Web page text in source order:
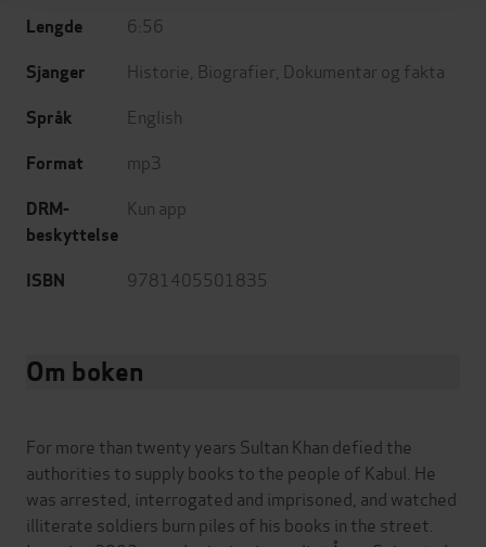
Lengde 6:56
Sjanger Historie Biografier Dokumentar og fakta
Språk English
Format mp3
DRM-
beskyttelse
Kun app
ISBN 9781405501835
Om boken
For more than twenty years Sultan Khan defied the
authorities to supply books to the people of Kabul. He
was arrested, interrogated and imprisoned, and watched
illiterate soldiers burn piles of his books in the street.